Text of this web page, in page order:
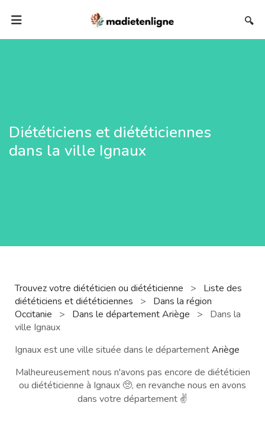
🔍
Diététiciens et diététiciennes
dans la ville Ignaux
Trouvez votre diététicien ou diététicienne >
Liste des
diététiciens et diététiciennes
>
Dans la région
Occitanie
> Dans le département Ariège >
Dans la
ville Ignaux
Ignaux est une ville située dans le départementAriège
Malheureusement nous n'avons pas encore de diététicien
ou diététicienne à Ignaux 🥺, en revanche nous en avons
dans votre département ✌️